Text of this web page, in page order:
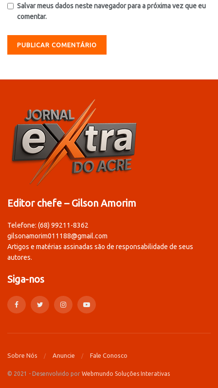
Salvar meus dados neste navegador para a próxima vez que eu
comentar.
Editor chefe – Gilson Amorim
Telefone: (68) 99211-8362
gilsonamorim011188@gmail.com
Artigos e matérias assinadas são de responsabilidade de seus
autores.
Siga-nos
Sobre Nós Anuncie Fale Conosco
© 2021 - Desenvolvido por Webmundo Soluções Interativas